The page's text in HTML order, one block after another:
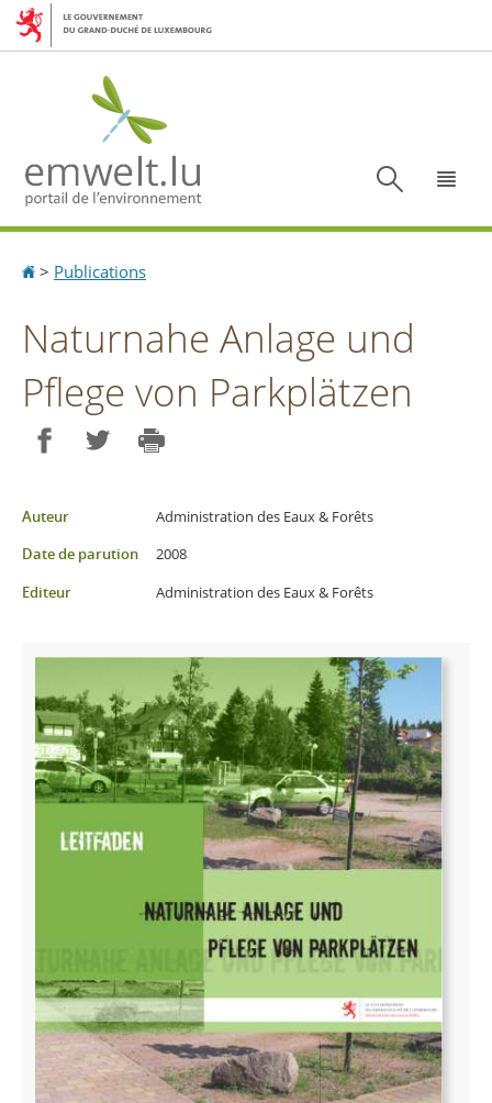
Aller
Aller
Accueil
> Publications
Naturnahe Anlage und
Pflege von Parkplätzen
Auteur
Administration des Eaux & Forêts
Date de parution
2008
Editeur
Administration des Eaux & Forêts